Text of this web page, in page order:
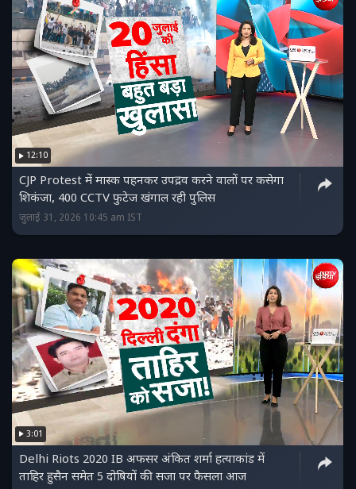
12:10
CJP Protest में मास्क पहनकर उपद्रव करने वालों पर कसेगा
शिकंजा, 400 CCTV फुटेज खंगाल रही पुलिस
जुलाई 31, 2026 10:45 am IST
3:01
Delhi Riots 2020 IB अफसर अंकित शर्मा हत्याकांड में
ताहिर हुसैन समेत 5 दोषियों की सजा पर फैसला आज